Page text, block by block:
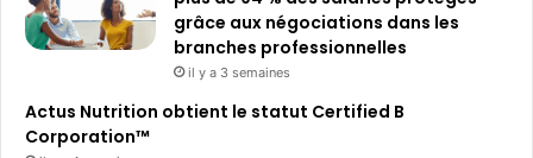
grâce aux négociations dans les
branches professionnelles
il y a 3 semaines
Actus Nutrition obtient le statut Certified B
Corporation™